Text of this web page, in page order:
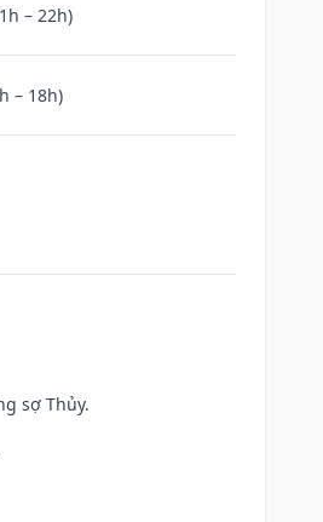
– 22h)
– 18h)
sợ Thủy.